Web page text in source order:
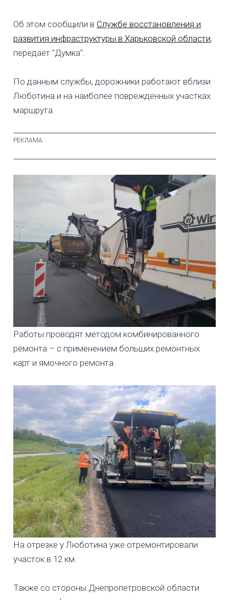
Об этом сообщили в Службе восстановления и
развития инфраструктуры в Харьковской области,
передает "Думка".
По данным службы, дорожники работают вблизи
Люботина и на наиболее поврежденных участках
маршрута.
Работы проводят методом комбинированного
ремонта – с применением больших ремонтных
карт и ямочного ремонта.
На отрезке у Люботина уже отремонтировали
участок в 12 км.
Также со стороны Днепропетровской области